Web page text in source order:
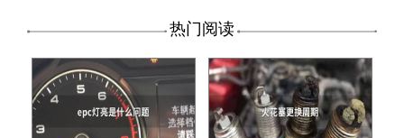
热门阅读